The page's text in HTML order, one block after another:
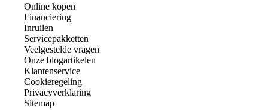
Online kopen
Financiering
Inruilen
Servicepakketten
Veelgestelde vragen
Onze blogartikelen
Klantenservice
Cookieregeling
Privacyverklaring
Sitemap